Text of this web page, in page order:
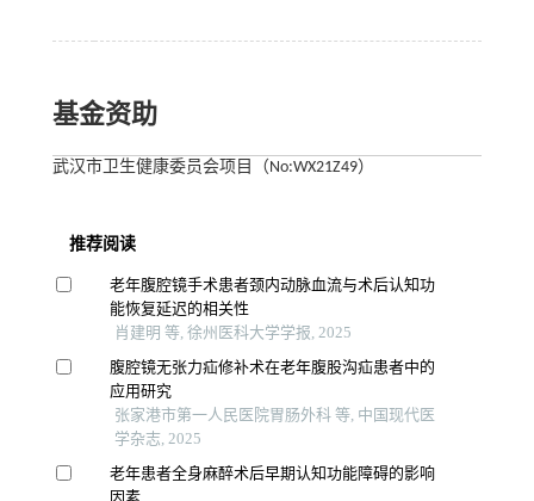
基金资助
武汉市卫生健康委员会项目（No:WX21Z49）